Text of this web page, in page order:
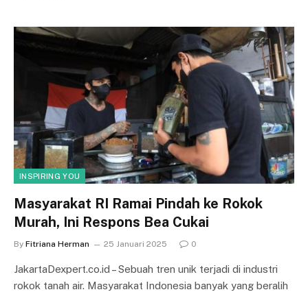
INSPIRING YOU
Masyarakat RI Ramai Pindah ke Rokok
Murah, Ini Respons Bea Cukai
By Fitriana Herman 25 Januari 2025 0
JakartaDexpert.co.id – Sebuah tren unik terjadi di industri
rokok tanah air. Masyarakat Indonesia banyak yang beralih